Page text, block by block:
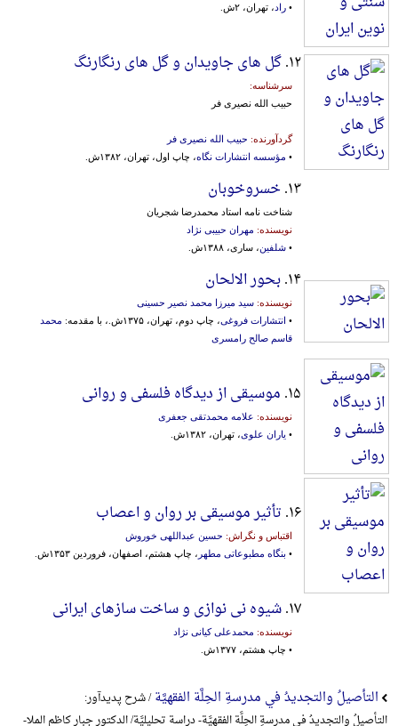
• راد ، تهران، ۲ش.
۱۲. گل های جاویدان و گل های رنگارنگ
سرشناسه:
حبیب الله نصیری فر
گردآورنده: حبیب الله نصیری فر
• مؤسسه انتشارات نگاه، چاپ اول، تهران، ۱۳۸۲ش.
۱۳. خسروخوبان
شناخت نامه استاد محمدرضا شجریان
نویسنده: مهران حبیبی نژاد
• شلفین، ساری، ۱۳۸۸ش.
۱۴. بحور الالحان
نویسنده: سید میرزا محمد نصیر حسینی
• انتشارات فروغی، چاپ دوم، تهران، ۱۳۷۵ش.، با مقدمه:
محمد
قاسم صالح رامسری
۱۵. موسیقی از دیدگاه فلسفی و روانی
نویسنده: علامه محمدتقی جعفری
• یاران علوی، تهران، ۱۳۸۲ش.
۱۶. تأثیر موسیقی بر روان و اعصاب
اقتباس و نگراش: حسین عبداللهی خوروش
• بنگاه مطبوعاتی مطهر ، چاپ هشتم، اصفهان، فروردین ۱۳۵۳ش.
۱۷. شیوه نی نوازی و ساخت سازهای ایرانی
نویسنده: محمدعلی کیانی نژاد
• چاپ هشتم، ۱۳۷۷ش.
التأصیلُ والتجدیدُ في مدرسةِ الحِلَّة الفقهیَّة/ شرح پدیدآور:
التأصیلُ والتجدیدُ في مدرسةِ الحِلَّة الفقهیَّة- دراسة تحلیلیَّة/ الدکتور جبار کاظم الملا-